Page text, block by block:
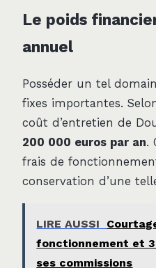
Le poids
annuel
Posséder un tel
fixes importantes.
coût d’entretien de
200 000 euros par an.
frais de
conservation d’une
LIRE AUSSI
fonctionnement et
ses commissions